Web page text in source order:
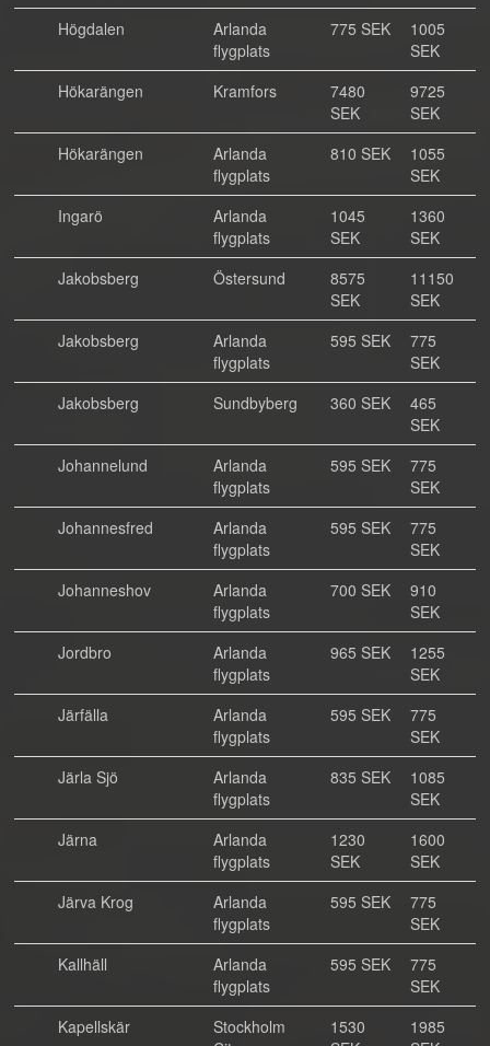
Högdalen
Arlanda
flygplats
775 SEK
1005
SEK
Hökarängen
Kramfors
7480
SEK
9725
SEK
Hökarängen
Arlanda
flygplats
810 SEK
1055
SEK
Ingarö
Arlanda
flygplats
1045
SEK
1360
SEK
Jakobsberg
Östersund
8575
SEK
11150
SEK
Jakobsberg
Arlanda
flygplats
595 SEK
775
SEK
Jakobsberg
Sundbyberg 360 SEK
465
SEK
Johannelund
Arlanda
flygplats
595 SEK
775
SEK
Johannesfred
Arlanda
flygplats
595 SEK
775
SEK
Johanneshov
Arlanda
flygplats
700 SEK
910
SEK
Jordbro
Arlanda
flygplats
965 SEK
1255
SEK
Järfälla
Arlanda
flygplats
595 SEK
775
SEK
Järla Sjö
Arlanda
flygplats
835 SEK
1085
SEK
Järna
Arlanda
flygplats
1230
SEK
1600
SEK
Järva Krog
Arlanda
flygplats
595 SEK
775
SEK
Kallhäll
Arlanda
flygplats
595 SEK
775
SEK
Kapellskär
Stockholm
1530
1985